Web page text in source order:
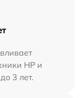
HP и
3 лет.